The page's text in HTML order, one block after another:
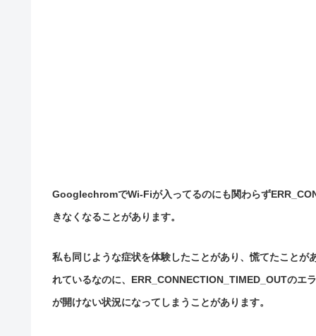
GooglechromでWi-Fiが入ってるのにも関わらず
きなくなることがあります。
私も同じような症状を体験したことがあり、慌てたことが
れているなのに、ERR_CONNECTION_TIMED_OUTの
が開けない状況になってしまうことがあります。